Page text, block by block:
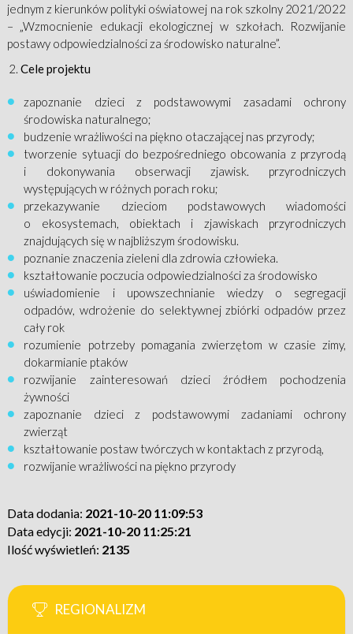
jednym z kierunków polityki oświatowej na rok szkolny 2021/2022
– „Wzmocnienie edukacji ekologicznej w szkołach. Rozwijanie
postawy odpowiedzialności za środowisko naturalne”.
Cele projektu
zapoznanie dzieci z podstawowymi zasadami ochrony
środowiska naturalnego;
budzenie wrażliwości na piękno otaczającej nas przyrody;
tworzenie sytuacji do bezpośredniego obcowania z przyrodą
i dokonywania obserwacji zjawisk. przyrodniczych
występujących w różnych porach roku;
przekazywanie dzieciom podstawowych wiadomości
o ekosystemach, obiektach i zjawiskach przyrodniczych
znajdujących się w najbliższym środowisku.
poznanie znaczenia zieleni dla zdrowia człowieka.
kształtowanie poczucia odpowiedzialności za środowisko
uświadomienie i upowszechnianie wiedzy o segregacji
odpadów, wdrożenie do selektywnej zbiórki odpadów przez
cały rok
rozumienie potrzeby pomagania zwierzętom w czasie zimy,
dokarmianie ptaków
rozwijanie zainteresowań dzieci źródłem pochodzenia
żywności
zapoznanie dzieci z podstawowymi zadaniami ochrony
zwierząt
kształtowanie postaw twórczych w kontaktach z przyrodą,
rozwijanie wrażliwości na piękno przyrody
Data dodania: 2021-10-20 11:09:53
Data edycji: 2021-10-20 11:25:21
Ilość wyświetleń: 2135
REGIONALIZM